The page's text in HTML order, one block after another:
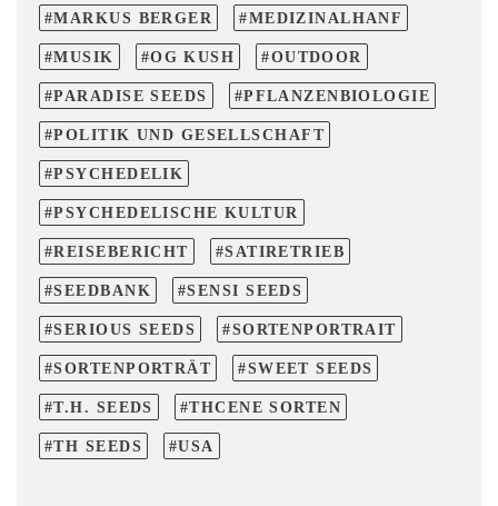
MARKUS BERGER MEDIZINALHANF
MUSIK OG KUSH OUTDOOR
PARADISE SEEDS PFLANZENBIOLOGIE
POLITIK UND GESELLSCHAFT
PSYCHEDELIK
PSYCHEDELISCHE KULTUR
REISEBERICHT SATIRETRIEB
SEEDBANK SENSI SEEDS
SERIOUS SEEDS SORTENPORTRAIT
SORTENPORTRÄT SWEET SEEDS
T.H. SEEDS THCENE SORTEN
TH SEEDS USA